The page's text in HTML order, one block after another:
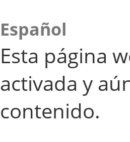
Español
Esta página
activada y
contenido.